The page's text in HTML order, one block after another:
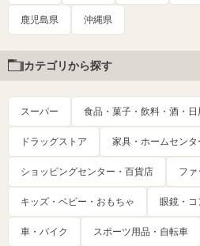
鹿児島県 沖縄県
カテゴリから探す
スーパー 食品・菓子・飲料・酒・
ドラッグストア 家具・ホームセンタ
ショッピングセンター・百貨店 ファ
キッズ・ベビー・おもちゃ 眼鏡・
車・バイク スポーツ用品・自転車